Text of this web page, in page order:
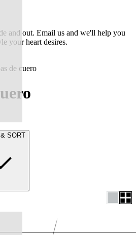
and out. Email us and we'll help you
your heart desires.
de cuero
SORT